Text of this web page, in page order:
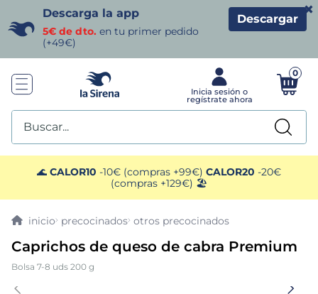
Descarga la app
5€ de dto. en tu primer pedido
(+49€)
Descargar
×
0
Buscar...
🌊 CALOR10 -10€ (compras +99€) CALOR20 -20€
(compras +129€) 🏖️
precocinados otros precocinados
Caprichos de queso de cabra Premium
Bolsa 7-8 uds 200 g
TÉRMINOS MÁS BUSCADOS
1. helados sirena
gambas
3. patatas